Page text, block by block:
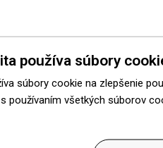
Nástenný
Nie
používa súbory
súbory cookie na zlepšenie
používaním všetkých súborov